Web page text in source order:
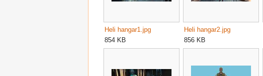
Heli hangar1.jpg
854 KB
Heli hangar2.jpg
856 KB